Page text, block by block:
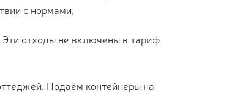
с нормами.
Эти отходы не включены в тариф
Подаём контейнеры на